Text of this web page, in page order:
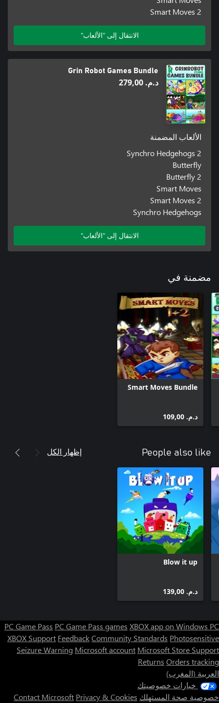
Smart Moves 2
الانتقال إلى "الألعاب"
Grin Robot Games Bundle
د.م.‏ 279,00
الألعاب المضمنة
2 Synchro Hedgehogs
Butterfly
Butterfly 2
Smart Moves
Smart Moves 2
Synchro Hedgehogs
الانتقال إلى "الألعاب"
مضمنة في
Smart Moves Bundle
د.م.‏ 109,00
People also like إظهار الكل
Blow it up
د.م.‏ 139,00
PC Game Pass PC Game Pass games XBOX app on Windows PC
XBOX Support FeedbackCommunity Standards Photosensitive
Seizure Warning Microsoft account Microsoft Store Support
Returns Orders tracking
العربية (المغرب)
خيارات خصوصيتك
خصوصية صحة المستهلك
Contact Microsoft Privacy & Cookies